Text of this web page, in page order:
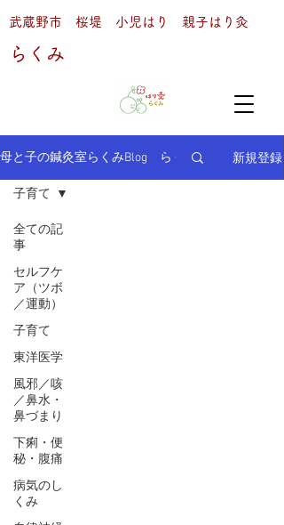
武蔵野市 桜堤 小児はり 親子はり灸
らくみ
母と子の鍼灸室らくみBlog らくみ通信 新規登録
全ての記
事
セルフケ
ア（ツボ
／運動）
子育て
東洋医学
風邪／咳
／鼻水・
鼻づまり
下痢・便
秘・腹痛
病気のし
くみ
子育て